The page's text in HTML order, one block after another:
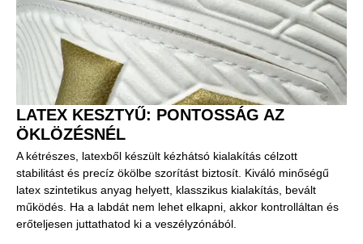
LATEX KESZTYŰ: PONTOSSÁG AZ
ÖKLÖZÉSNÉL
A kétrészes, latexből készült kézhátsó kialakítás célzott
stabilitást és precíz ökölbe szorítást biztosít. Kiváló minőségű
latex szintetikus anyag helyett, klasszikus kialakítás, bevált
működés. Ha a labdát nem lehet elkapni, akkor kontrolláltan és
erőteljesen juttathatod ki a veszélyzónából.